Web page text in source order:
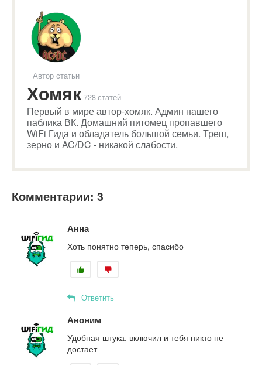
Автор статьи
Хомяк 728 статей
Первый в мире автор-хомяк. Админ нашего
паблика ВК. Домашний питомец пропавшего
WiFi Гида и обладатель большой семьи. Треш,
зерно и AC/DC - никакой слабости.
Комментарии: 3
Анна
Хоть понятно теперь, спасибо
Ответить
Аноним
Удобная штука, включил и тебя никто не
достает